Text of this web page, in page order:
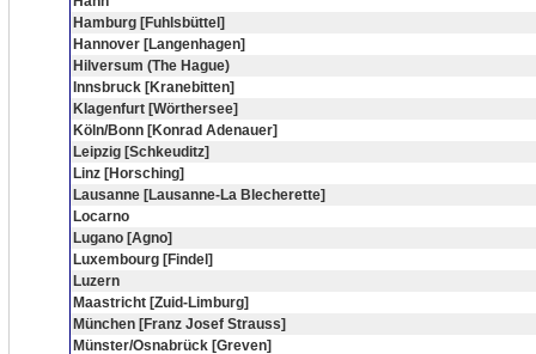
Hamburg [Fuhlsbüttel]
Hannover [Langenhagen]
Hilversum (The Hague)
Innsbruck [Kranebitten]
Klagenfurt [Wörthersee]
Köln/Bonn [Konrad Adenauer]
Leipzig [Schkeuditz]
Linz [Horsching]
Lausanne [Lausanne-La Blecherette]
Locarno
Lugano [Agno]
Luxembourg [Findel]
Luzern
Maastricht [Zuid-Limburg]
München [Franz Josef Strauss]
Münster/Osnabrück [Greven]